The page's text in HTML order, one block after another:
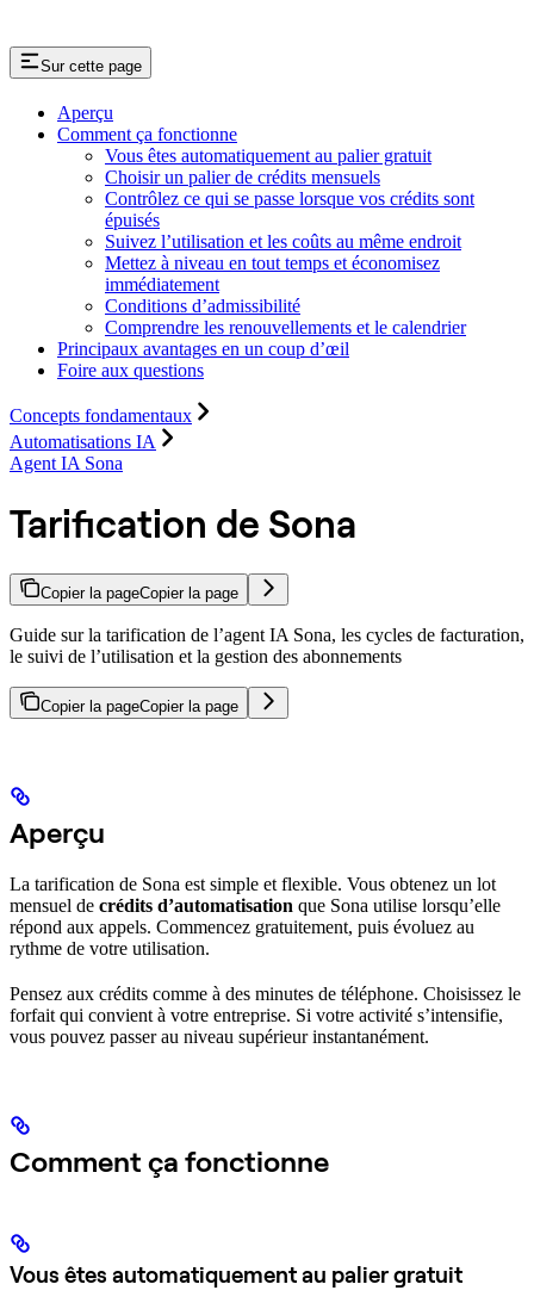
Sur cette page
Aperçu
Comment ça fonctionne
Vous êtes automatiquement au palier gratuit
Choisir un palier de crédits mensuels
Contrôlez ce qui se passe lorsque vos crédits sont
épuisés
Suivez l’utilisation et les coûts au même endroit
Mettez à niveau en tout temps et économisez
immédiatement
Conditions d’admissibilité
Comprendre les renouvellements et le calendrier
Principaux avantages en un coup d’œil
Foire aux questions
Concepts fondamentaux
Automatisations IA
Agent IA Sona
Tarification de Sona
Copier la pageCopier la page
Guide sur la tarification de l’agent IA Sona, les cycles de facturation,
le suivi de l’utilisation et la gestion des abonnements
Copier la pageCopier la page
Aperçu
La tarification de Sona est simple et flexible. Vous obtenez un lot
mensuel de crédits d’automatisation que Sona utilise lorsqu’elle
répond aux appels. Commencez gratuitement, puis évoluez au
rythme de votre utilisation.
Pensez aux crédits comme à des minutes de téléphone. Choisissez le
forfait qui convient à votre entreprise. Si votre activité s’intensifie,
vous pouvez passer au niveau supérieur instantanément.
Comment ça fonctionne
Vous êtes automatiquement au palier gratuit